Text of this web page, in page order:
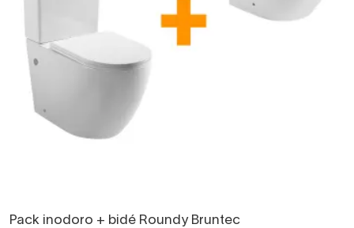
Pack inodoro + bidé Roundy Bruntec